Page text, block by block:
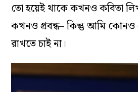
তোহয়েইথাকেকখনও কবিতা
কখনও প্রবন্ধ–কিন্তুআমিকোনও
রাখতেচাইনা।